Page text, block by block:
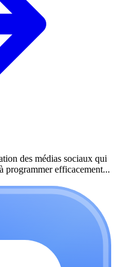
des médias sociaux qui
programmer efficacement...